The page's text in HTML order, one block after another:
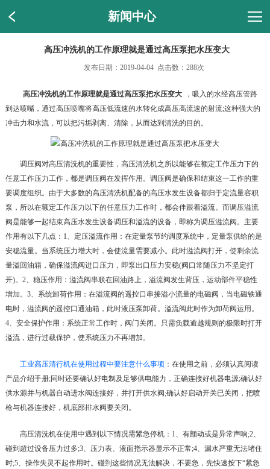
新闻中心
高压冲洗机的工作原理就是通过高压泵把水压变大
发布日期：2019-04-04 点击数：288次
高压冲洗机的工作原理就是通过高压泵把水压变大
，吸入的水经高压管路
到达喷嘴，通过高压喷嘴将高压低流速的水转化成高压高流速的射流;这种强大的
冲击力和水流，可以把污垢剥离、清除，从而达到清洗的目的。
调压阀对高压清洗机的重要性，高压清洗机之所以能够在额定工作压力下的
任意工作压力工作，都是调压阀在发挥作用。调压阀是确保和结束这一工作的重
要调度组织。由于大多数的高压清洗机配备的高压水发生设备都归于定流量容积
泵，所以在额定工作压力以下的任意压力工作时，都会伴跟着溢流。而调压溢流
阀是能够一起结束高压水发生设备调压和溢流的设备，即称为调压溢流阀。主要
作用有以下几点：1、定压溢流作用：在定量泵节约调度系统中，定量泵供给的是
安稳流量。当系统压力增大时，会使流量需要减小。此时溢流阀打开，使剩余流
量溢回油箱，确保溢流阀进口压力，即泵出口压力安稳(阀口常随压力不坚定打
开)。2、稳压作用：溢流阀串联在回油路上，溢流阀发生背压，运动部件平稳性
增加。3、系统卸荷作用：在溢流阀的遥控口串接溢小流量的电磁阀，当电磁铁通
电时，溢流阀的遥控口通油箱，此时液压泵卸荷。溢流阀此时作为卸荷阀运用。
4、安全保护作用：系统正常工作时，阀门关闭。只需负载逾越规则的极限时打开
溢流，进行过载保护，使系统压力不再增加。
工业高压清行机在使用过程中要注意什么事项 ：在使用之前，必须认真阅读
产品介绍手册;同时还要确认好电制及足够供电能力，正确连接好机器电源;确认好
供水源并与机器自动进水阀连接好，并打开供水阀;确认好启动开关已关闭，把喷
枪与机器连接好，机底部排水阀要关闭。
高压清洗机在使用中遇到以下情况需紧急停机：1、有颤动或是异常声响;2、
碰到超过设备压力过多;3、压力表、液面指示器显示不正常;4、漏水严重无法堵住
时;5、操作失灵不起作用时。碰到这些情况无法解决，不要急，先快速按下“紧急